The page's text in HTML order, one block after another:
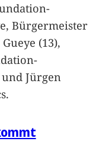
Bürgermeister
(13),
Jürgen